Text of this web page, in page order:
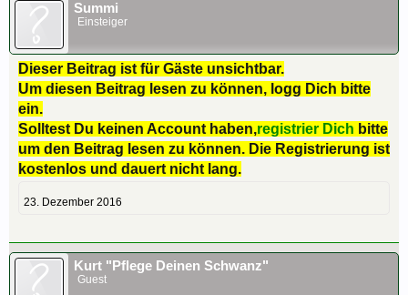
Summi
Einsteiger
Dieser Beitrag ist für Gäste unsichtbar.
Um diesen Beitrag lesen zu können, logg Dich bitte
ein.
Solltest Du keinen Account haben,registrier Dich bitte
um den Beitrag lesen zu können. Die Registrierung ist
kostenlos und dauert nicht lang.
23. Dezember 2016
Kurt "Pflege Deinen Schwanz"
Guest